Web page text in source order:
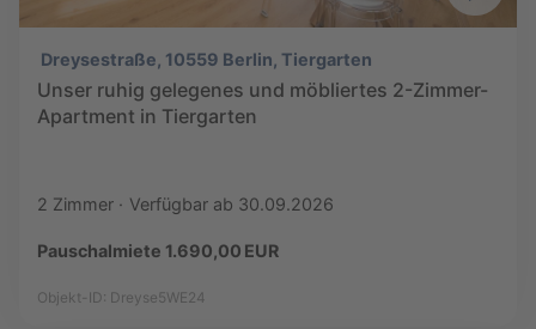
Dreysestraße, 10559 Berlin, Tiergarten
Unser ruhig gelegenes und möbliertes 2-Zimmer-
Apartment in Tiergarten
2 Zimmer Verfügbar ab 30.09.2026
Pauschalmiete 1.690,00 EUR
Objekt-ID: Dreyse5WE24